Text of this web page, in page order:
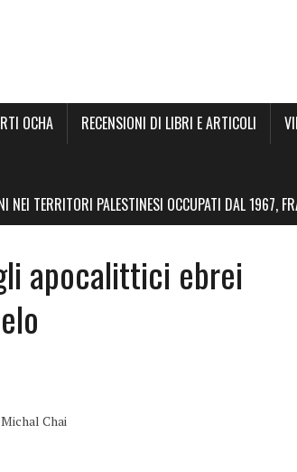
OCHA RECENSIONI DI LIBRI E ARTICOLI
TERRITORI PALESTINESI OCCUPATI DAL 1967,
apocalittici ebrei
Chai